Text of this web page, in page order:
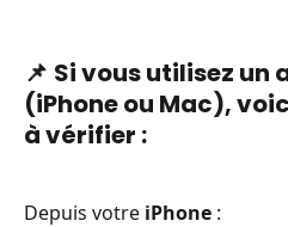
📌 Si vous utilisez un
(iPhone ou Mac),
à vérifier :
Depuis votre iPhone :